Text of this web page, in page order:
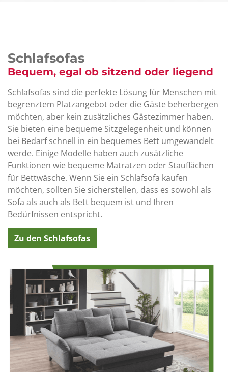
Schlafsofas
Bequem, egal ob sitzend oder liegend
Schlafsofas sind die perfekte Lösung für Menschen mit
begrenztem Platzangebot oder die Gäste beherbergen
möchten, aber kein zusätzliches Gästezimmer haben.
Sie bieten eine bequeme Sitzgelegenheit und können
bei Bedarf schnell in ein bequemes Bett umgewandelt
werde. Einige Modelle haben auch zusätzliche
Funktionen wie bequeme Matratzen oder Stauflächen
für Bettwäsche. Wenn Sie ein Schlafsofa kaufen
möchten, sollten Sie sicherstellen, dass es sowohl als
Sofa als auch als Bett bequem ist und Ihren
Bedürfnissen entspricht.
Zu den Schlafsofas